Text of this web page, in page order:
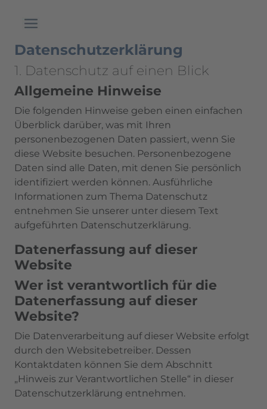
Datenschutzerklärung
1. Datenschutz auf einen Blick
Allgemeine Hinweise
Die folgenden Hinweise geben einen einfachen
Überblick darüber, was mit Ihren
personenbezogenen Daten passiert, wenn Sie
diese Website besuchen. Personenbezogene
Daten sind alle Daten, mit denen Sie persönlich
identifiziert werden können. Ausführliche
Informationen zum Thema Datenschutz
entnehmen Sie unserer unter diesem Text
aufgeführten Datenschutzerklärung.
Datenerfassung auf dieser
Website
Wer ist verantwortlich für die
Datenerfassung auf dieser
Website?
Die Datenverarbeitung auf dieser Website erfolgt
durch den Websitebetreiber. Dessen
Kontaktdaten können Sie dem Abschnitt
„Hinweis zur Verantwortlichen Stelle“ in dieser
Datenschutzerklärung entnehmen.